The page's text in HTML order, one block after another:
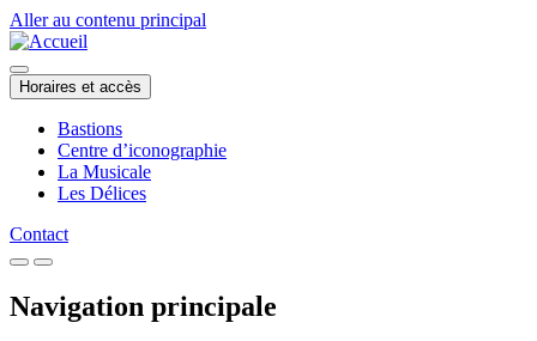
Aller au contenu principal
Horaires et accès
Bastions
Centre d’iconographie
La Musicale
Les Délices
Contact
Navigation principale